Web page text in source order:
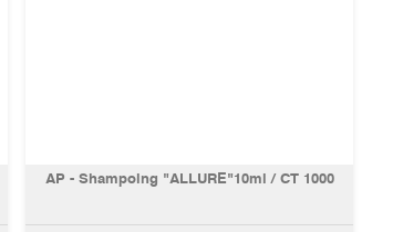
AP - Shampoing "ALLURE"10ml / CT 1000